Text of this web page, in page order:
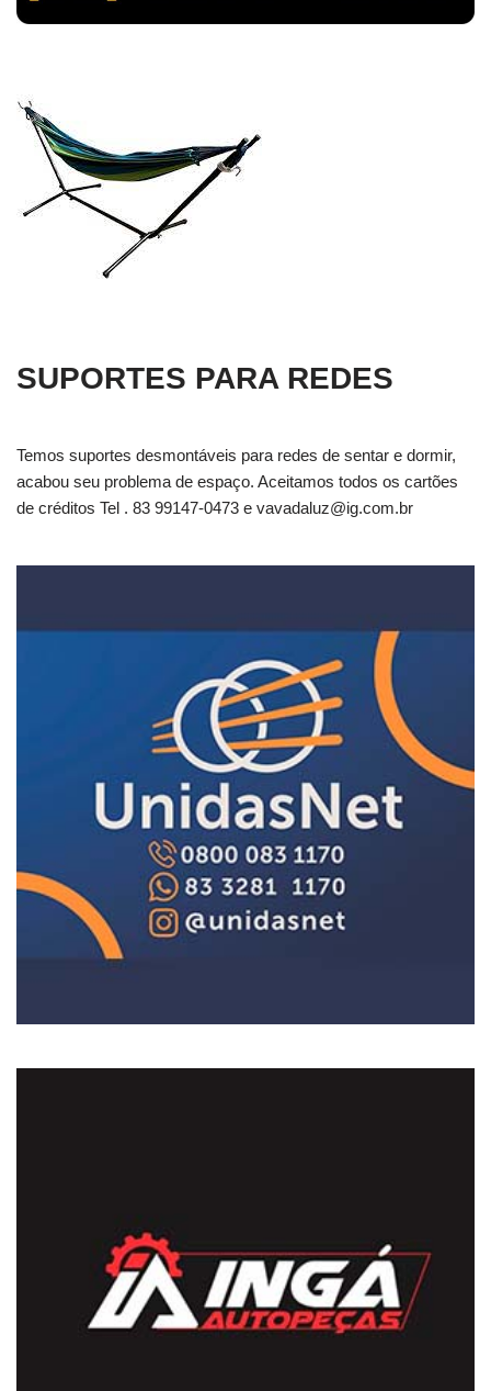
SUPORTES PARA REDES
Temos suportes desmontáveis para redes de sentar e dormir,
acabou seu problema de espaço. Aceitamos todos os cartões
de créditos Tel . 83 99147-0473 e vavadaluz@ig.com.br